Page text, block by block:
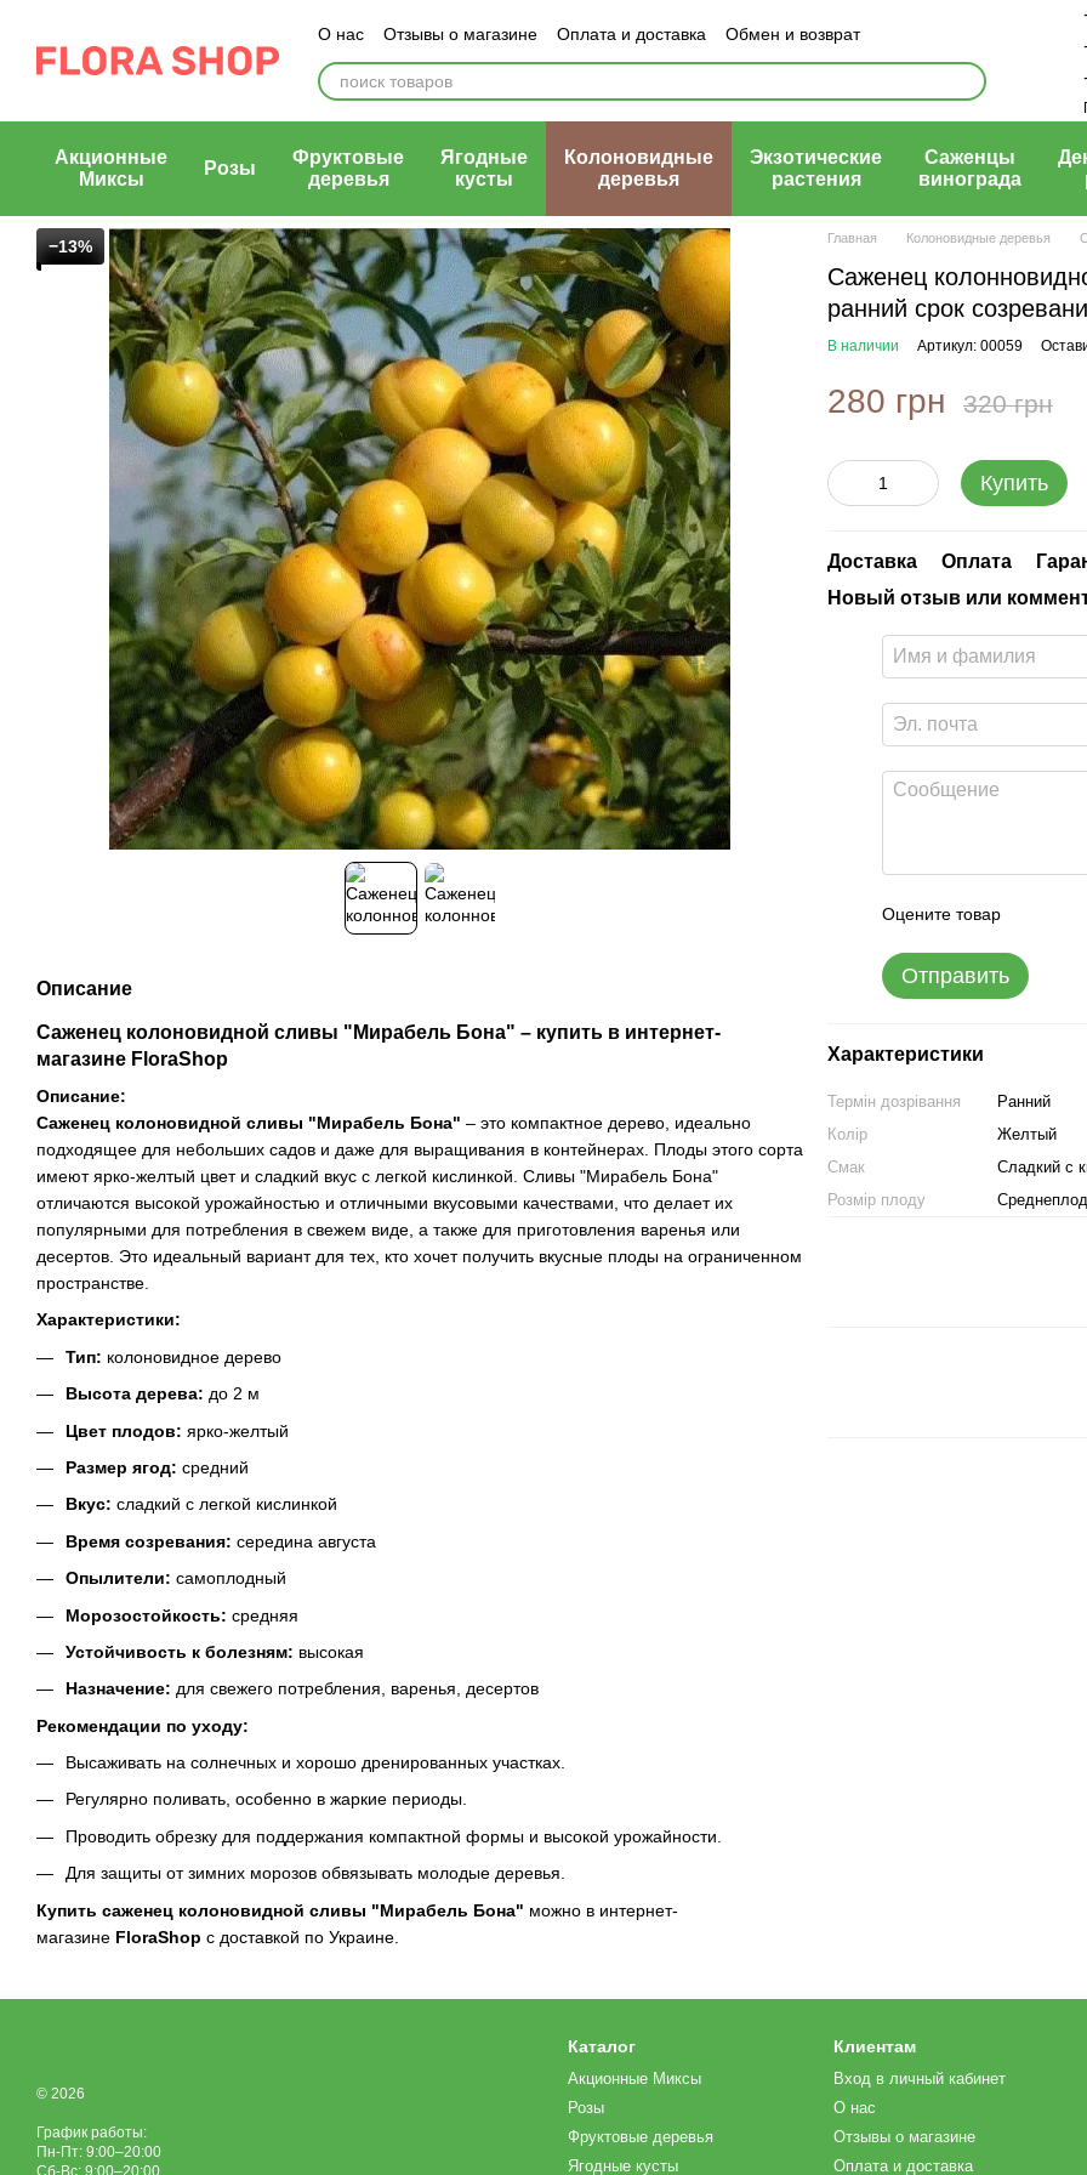
О нас Отзывы о магазине Оплата и доставка
Обмен и возврат
Блог магазина
Публичный договор (оферта)
Акционные
Миксы
Розы
Фруктовые
деревья
Ягодные
кусты
Колоновидные
деревья
Экзотические
растения
Саженцы
винограда
−13%
Описание
Саженец колоновидной сливы "Мирабель Бона" – купить в интернет-
магазине FloraShop
Описание:
Саженец колоновидной сливы "Мирабель Бона" – это компактное дерево, идеально
подходящее для небольших садов и даже для выращивания в контейнерах. Плоды этого сорта
имеют ярко-желтый цвет и сладкий вкус с легкой кислинкой. Сливы "Мирабель Бона"
отличаются высокой урожайностью и отличными вкусовыми качествами, что делает их
популярными для потребления в свежем виде, а также для приготовления варенья или
десертов. Это идеальный вариант для тех, кто хочет получить вкусные плоды на ограниченном
пространстве.
Характеристики:
Тип: колоновидное дерево
Высота дерева: до 2 м
Цвет плодов: ярко-желтый
Размер ягод: средний
Вкус: сладкий с легкой кислинкой
Время созревания: середина августа
Опылители: самоплодный
Морозостойкость: средняя
Устойчивость к болезням: высокая
Назначение: для свежего потребления, варенья, десертов
Рекомендации по уходу:
Высаживать на солнечных и хорошо дренированных участках.
Регулярно поливать, особенно в жаркие периоды.
Проводить обрезку для поддержания компактной формы и высокой урожайности.
Для защиты от зимних морозов обвязывать молодые деревья.
Купить саженец колоновидной сливы "Мирабель Бона" можно в интернет-
магазине FloraShop с доставкой по Украине.
Главная Колоновидные деревья
Саженец
ранний срок
В наличии Артикул: 00059
280 грн 320 грн
Купить
Доставка Оплата
Новый отзыв или
Оцените товар
Отправить
Характеристики
Термін дозрівання
Ранний
Колір
Желтый
Смак
Сладкий с
Розмір плоду
© 2026
График работы:
Пн-Пт: 9:00–20:00
Сб-Вс: 9:00–20:00
Каталог
Акционные Миксы
Розы
Фруктовые деревья
Ягодные кусты
Клиентам
Вход в личный кабинет
О нас
Отзывы о магазине
Оплата и доставка